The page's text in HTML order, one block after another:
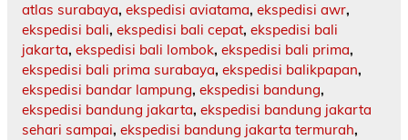
atlas surabaya, ekspedisi aviatama, ekspedisi awr,
ekspedisi bali, ekspedisi bali cepat, ekspedisi bali
jakarta, ekspedisi bali lombok, ekspedisi bali prima,
ekspedisi bali prima surabaya, ekspedisi balikpapan,
ekspedisi bandar lampung, ekspedisi bandung,
ekspedisi bandung jakarta, ekspedisi bandung jakarta
sehari sampai, ekspedisi bandung jakarta termurah,